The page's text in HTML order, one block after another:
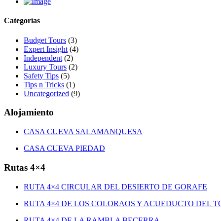
Categorías
Budget Tours (3)
Expert Insight (4)
Independent (2)
Luxury Tours (2)
Safety Tips (5)
Tips n Tricks (1)
Uncategorized (9)
Alojamiento
CASA CUEVA SALAMANQUESA
CASA CUEVA PIEDAD
Rutas 4×4
RUTA 4×4 CIRCULAR DEL DESIERTO DE GORAFE
RUTA 4×4 DE LOS COLORAOS Y ACUEDUCTO DEL